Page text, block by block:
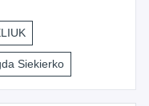
Siekierko